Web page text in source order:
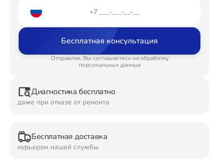
Бесплатная консультация
Отправляя, Вы соглашаетесь на обработку
персональных данных
Диагностика бесплатно
даже при отказе от ремонта
Бесплатная доставка
курьером нашей службы
Ремонт Планшетов